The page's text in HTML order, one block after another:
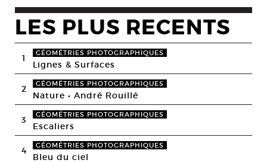
LES PLUS RECENTS
1 GÉOMÉTRIES PHOTOGRAPHIQUES
Lignes & Surfaces
2 GÉOMÉTRIES PHOTOGRAPHIQUES
Nature • André Rouillé
3 GÉOMÉTRIES PHOTOGRAPHIQUES
Escaliers
4 GÉOMÉTRIES PHOTOGRAPHIQUES
Bleu du ciel